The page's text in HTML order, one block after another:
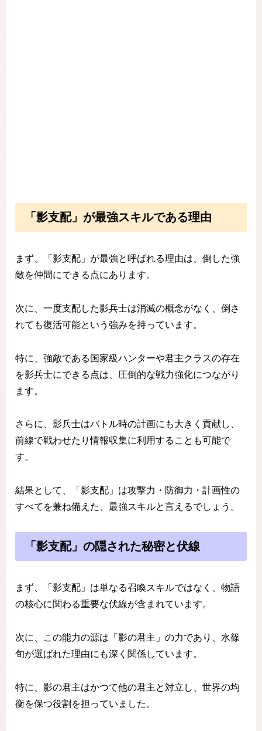
「影支配」が最強スキルである理由
まず、「影支配」が最強と呼ばれる理由は、倒した強
敵を仲間にできる点にあります。
次に、一度支配した影兵士は消滅の概念がなく、倒さ
れても復活可能という強みを持っています。
特に、強敵である国家級ハンターや君主クラスの存在
を影兵士にできる点は、圧倒的な戦力強化につながり
ます。
さらに、影兵士はバトル時の計画にも大きく貢献し、
前線で戦わせたり情報収集に利用することも可能で
す。
結果として、「影支配」は攻撃力・防御力・計画性の
すべてを兼ね備えた、最強スキルと言えるでしょう。
「影支配」の隠された秘密と伏線
まず、「影支配」は単なる召喚スキルではなく、物語
の核心に関わる重要な伏線が含まれています。
次に、この能力の源は「影の君主」の力であり、水篠
旬が選ばれた理由にも深く関係しています。
特に、影の君主はかつて他の君主と対立し、世界の均
衡を保つ役割を担っていました。